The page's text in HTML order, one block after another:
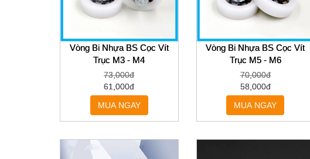
Vòng Bi Nhựa BS Cọc Vít
Trục M3 - M4
73,000đ
61,000đ
MUA NGAY
Vòng Bi Nhựa BS Cọc Vít
Trục M5 - M6
70,000đ
58,000đ
MUA NGAY